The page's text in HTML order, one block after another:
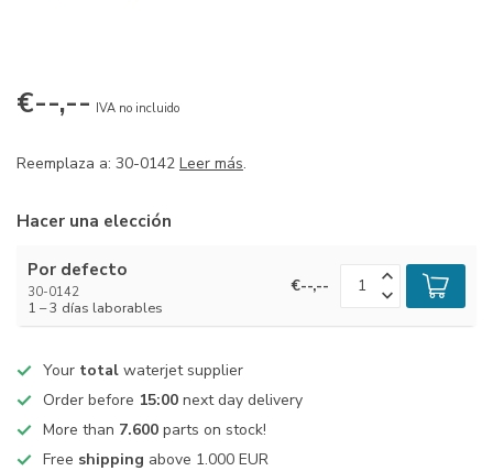
€--,-- IVA no incluido
Reemplaza a: 30-0142 Leer más.
Hacer una elección
Por defecto
30-0142
1 – 3 días laborables
€--,--
Your total waterjet supplier
Order before 15:00 next day delivery
More than 7.600 parts on stock!
Free shipping above 1.000 EUR